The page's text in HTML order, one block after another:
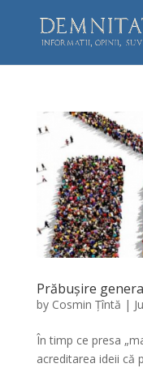
Prăbușire
by Cosmin Țîntă |
În timp ce presa
acreditarea ideii că